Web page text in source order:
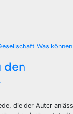
Was
den
die der Autor